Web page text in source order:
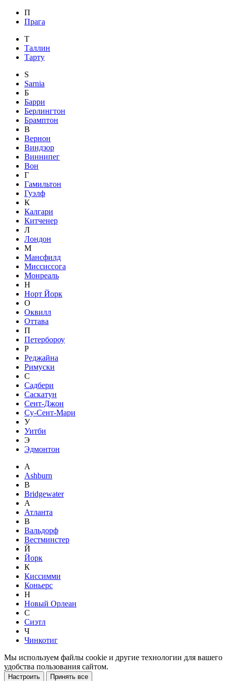
П
Прага
Т
Таллин
Тарту
S
Sarnia
Б
Барри
Берлингтон
Брамптон
В
Вернон
Виндзор
Виннипег
Вон
Г
Гамильтон
Гуэлф
К
Калгари
Китченер
Л
Лондон
М
Мансфилд
Миссиссога
Монреаль
Н
Норт Йорк
О
Оквилл
Оттава
П
Петербороу
Р
Реджайна
Римуски
С
Садбери
Саскатун
Сент-Джон
Су-Сент-Мари
У
Уитби
Э
Эдмонтон
A
Ashburn
B
Bridgewater
А
Атланта
В
Вальдорф
Вестминстер
Й
Йорк
К
Киссимми
Коньерс
Н
Новый Орлеан
С
Сиэтл
Ч
Чинкотиг
Мы используем файлы cookie и другие технологии для вашего
удобства пользования сайтом.
Настроить Принять все